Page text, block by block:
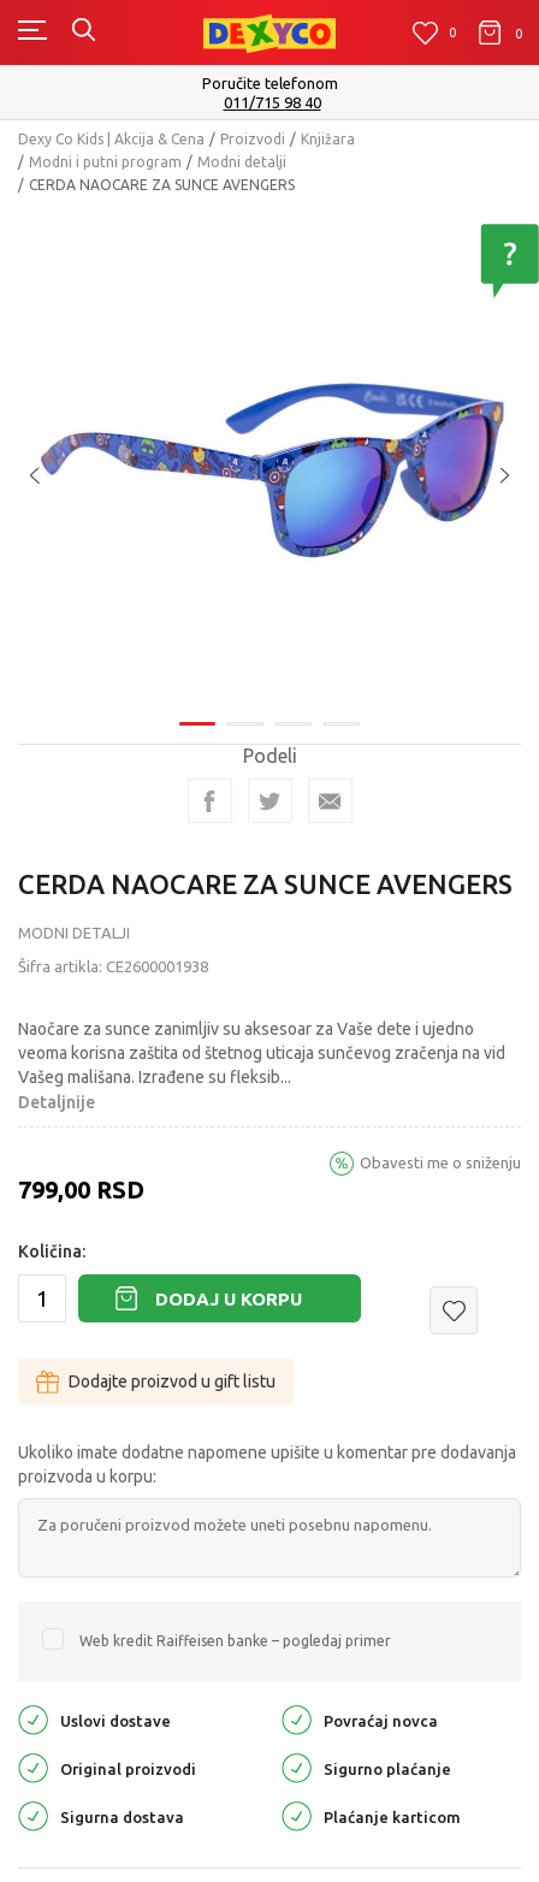
0 0 0
Poručite telefonom
011/715 98 40
Dexy Co Kids | Akcija & Cena Proizvodi
Knjižara
Modni i putni program
Modni detalji
CERDA NAOCARE ZA SUNCE AVENGERS
Podeli
CERDA NAOCARE ZA SUNCE AVENGERS
MODNI DETALJI
Šifra artikla: CE2600001938
Naočare za sunce zanimljiv su aksesoar za Vaše dete i ujedno
veoma korisna zaštita od štetnog uticaja sunčevog zračenja na vid
Vašeg mališana. Izrađene su fleksib...
Detaljnije
799,00 RSD
Obavesti me o sniženju
Količina:
DODAJ U KORPU
Dodajte proizvod u gift listu
Ukoliko imate dodatne napomene upišite u komentar pre dodavanja
proizvoda u korpu:
Web kredit Raiffeisen banke – pogledaj primer
Uslovi dostave Povraćaj novca
Original proizvodi Sigurno plaćanje
Sigurna dostava Plaćanje karticom